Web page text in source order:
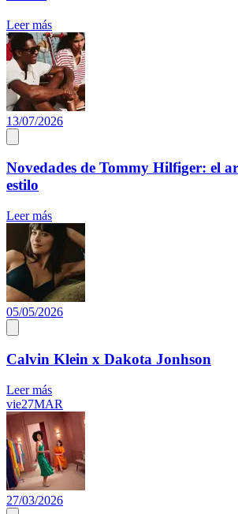
Leer más
13/07/2026
Novedades de Tommy Hilfiger: el
estilo
Leer más
05/05/2026
Calvin Klein x Dakota Jonhson
Leer más
vie27MAR
27/03/2026